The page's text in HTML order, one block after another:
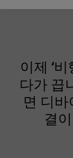
이제 ‘
다가 끕
면 디
결